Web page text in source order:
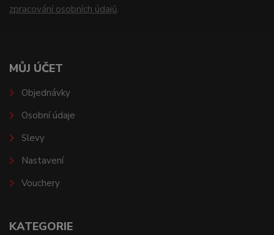
zpracování osobních údajů.
MŮJ ÚČET
Objednávky
Osobní údaje
Slevy
Nastavení
Vouchery
KATEGORIE